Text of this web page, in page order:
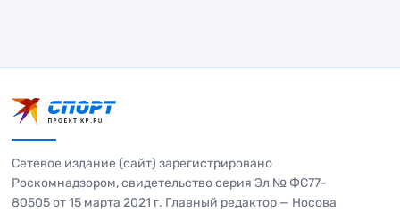
Сетевое издание (сайт) зарегистрировано
Роскомнадзором, свидетельство серия Эл № ФС77-
80505 от 15 марта 2021 г. Главный редактор — Носова